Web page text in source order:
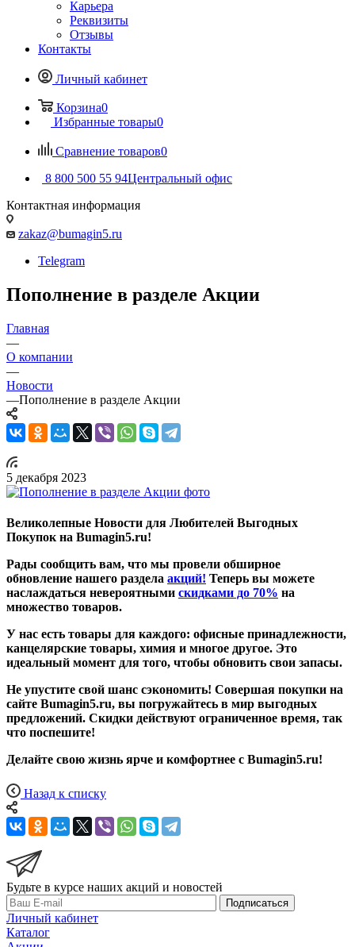
Карьера
Реквизиты
Отзывы
Контакты
Личный кабинет
Корзина0
Избранные товары0
Сравнение товаров0
8 800 500 55 94Центральный офис
Контактная информация
zakaz@bumagin5.ru
Telegram
Пополнение в разделе Акции
Главная
—
О компании
—
Новости
—Пополнение в разделе Акции
5 декабря 2023
Великолепные Новости для Любителей Выгодных
Покупок на Bumagin5.ru!
Рады сообщить вам, что мы провели обширное
обновление нашего раздела акций! Теперь вы можете
наслаждаться невероятными скидками до 70% на
множество товаров.
У нас есть товары для каждого: офисные принадлежности,
канцелярские товары, химия и многое другое. Это
идеальный момент для того, чтобы обновить свои запасы.
Не упустите свой шанс сэкономить! Совершая покупки на
сайте Bumagin5.ru, вы погружайтесь в мир выгодных
предложений. Скидки действуют ограниченное время, так
что поспешите!
Делайте свою жизнь ярче и комфортнее с Bumagin5.ru!
Назад к списку
Будьте в курсе наших акций и новостей
Подписаться
Личный кабинет
Каталог